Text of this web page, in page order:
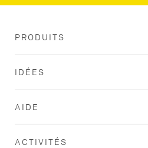
PRODUITS
IDÉES
AIDE
ACTIVITÉS